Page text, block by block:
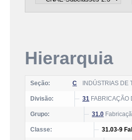
Hierarquia
Seção: C INDÚSTRIAS DE
Divisão: 31 FABRICAÇÃO
Grupo: 31.0
Classe: 31.03-9